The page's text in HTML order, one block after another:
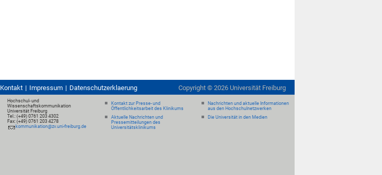
Kontakt Impressum Datenschutzerklaerung Copyright © 2026 Universität Freiburg
Hochschul- und
Wissenschaftskommunikation
Universität Freiburg
Tel.: (+49) 0761 203 4302
Fax: (+49) 0761 203 4278
kommunikation@zv.uni-freiburg.de
Kontakt zur Presse- und
Öffentlichkeitsarbeit des Klinikums
Aktuelle Nachrichten und
Pressemitteilungen des
Universitätsklinikums
Nachrichten und aktuelle Informationen
aus den Hochschulnetzwerken
Die Universität in den Medien